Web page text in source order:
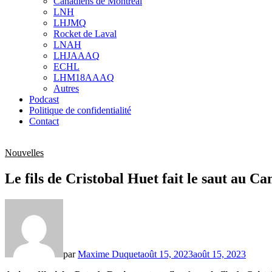
sub
menu
LNH
LHJMQ
Rocket de Laval
LNAH
LHJAAAQ
ECHL
LHM18AAAQ
Autres
Podcast
Politique de confidentialité
Contact
Nouvelles
Le fils de Cristobal Huet fait le saut au
parMaxime Duquetaoût 15, 2023août 15, 2023